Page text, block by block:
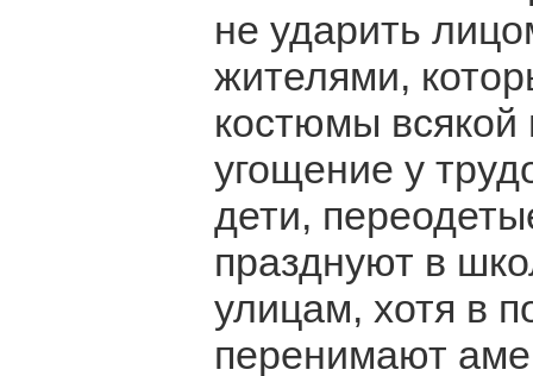
не ударить
жителями,
костюмы
угощение у
дети,
празднуют в
улицам, хотя в
перенимают